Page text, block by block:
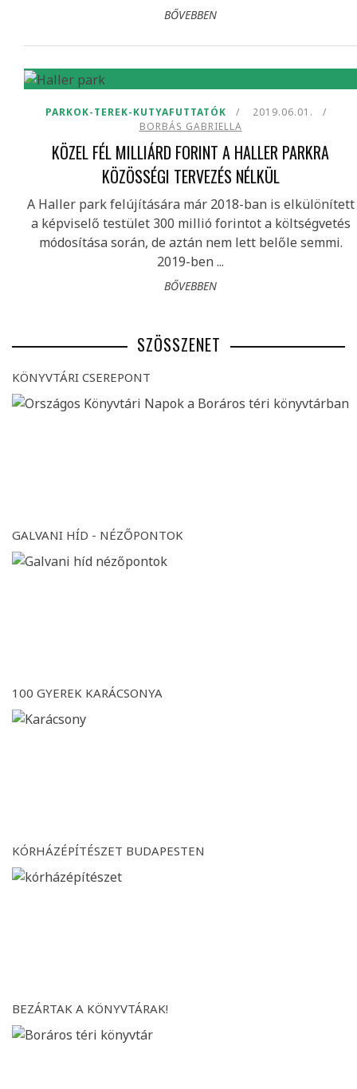
BŐVEBBEN
PARKOK-TEREK-KUTYAFUTTATÓK
2019.06.01.
BORBÁS GABRIELLA
KÖZEL FÉL MILLIÁRD FORINT A HALLER PARKRA
KÖZÖSSÉGI TERVEZÉS NÉLKÜL
A Haller park felújítására már 2018-ban is elkülönített
a képviselő testület 300 millió forintot a költségvetés
módosítása során, de aztán nem lett belőle semmi.
2019-ben ...
BŐVEBBEN
SZÖSSZENET
KÖNYVTÁRI CSEREPONT
GALVANI HÍD - NÉZŐPONTOK
100 GYEREK KARÁCSONYA
KÓRHÁZÉPÍTÉSZET BUDAPESTEN
BEZÁRTAK A KÖNYVTÁRAK!